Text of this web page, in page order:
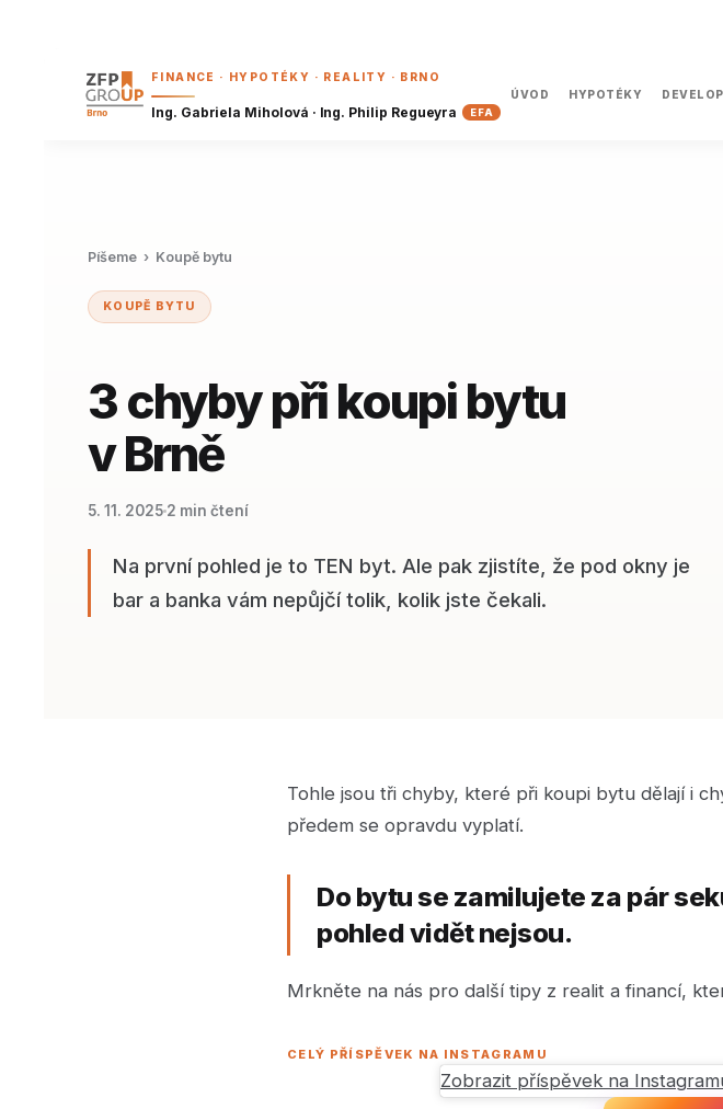
FINANCE · HYPOTÉKY · REALITY · BRNO
Ing. Gabriela Miholová · Ing. Philip Regueyra EFA
ÚVOD HYPOTÉKY
Píšeme › Koupě bytu
KOUPĚ BYTU
3 chyby při koupi bytu
v Brně
5. 11. 2025 2 min čtení
Na první pohled je to TEN byt. Ale pak zjistíte, že pod okny je
bar a banka vám nepůjčí tolik, kolik jste čekali.
Tohle jsou tři chyby, které při koupi bytu dělají i
předem se opravdu vyplatí.
Do bytu se zamilujete za pár
pohled vidět nejsou.
Mrkněte na nás pro další tipy z realit a financí,
CELÝ PŘÍSPĚVEK NA INSTAGRAMU
Zobrazit příspěvek na